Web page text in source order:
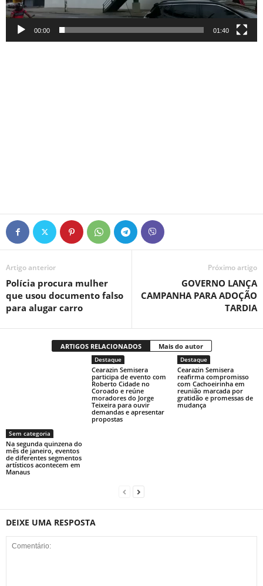
00:00 01:40
Artigo anterior
Polícia procura mulher
que usou documento falso
para alugar carro
Próximo artigo
GOVERNO LANÇA
CAMPANHA PARA ADOÇÃO
TARDIA
ARTIGOS RELACIONADOS Mais do autor
Sem categoria
Na segunda quinzena do
mês de janeiro, eventos
de diferentes segmentos
artísticos acontecem em
Manaus
Destaque
Cearazin Semisera
participa de evento com
Roberto Cidade no
Coroado e reúne
moradores do Jorge
Teixeira para ouvir
demandas e apresentar
propostas
Destaque
Cearazin Semisera
reafirma compromisso
com Cachoeirinha em
reunião marcada por
gratidão e promessas de
mudança
DEIXE UMA RESPOSTA